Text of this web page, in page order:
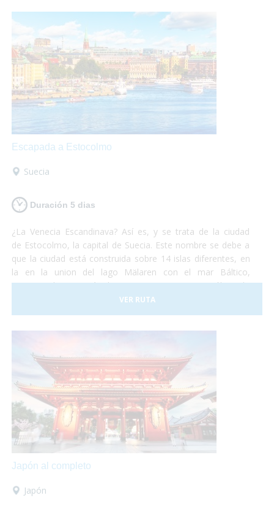
visitar el castillo y comer en el subsuelo del ayuntamiento
con una rica cerveza tradicional estarás sin palabras. Así
que escápate a conocer Praga, en el corazón de Europa
¡Sólo disfruta!
Escapada a Estocolmo
Suecia
Duración 5 dias
¿La Venecia Escandinava? Así es, y se trata de la ciudad
de Estocolmo, la capital de Suecia. Este nombre se debe a
que la ciudad está construida sobre 14 islas diferentes, en
la en la union del lago Mälaren con el mar Báltico,
comunicadas por más de cincuenta puentes. No sólo es la
capital de Suecia sino que se la puede considerar como una
de las capitales del mundo, líder en muchos de los campos
y, ¡Vete ya a conocer la fantástica ciudad de Estocolmo!¡No
te defraudará! Y no debes preocuparte por nada, ¡Sólo de
disfrutar!
VER RUTA
Japón al completo
Japón